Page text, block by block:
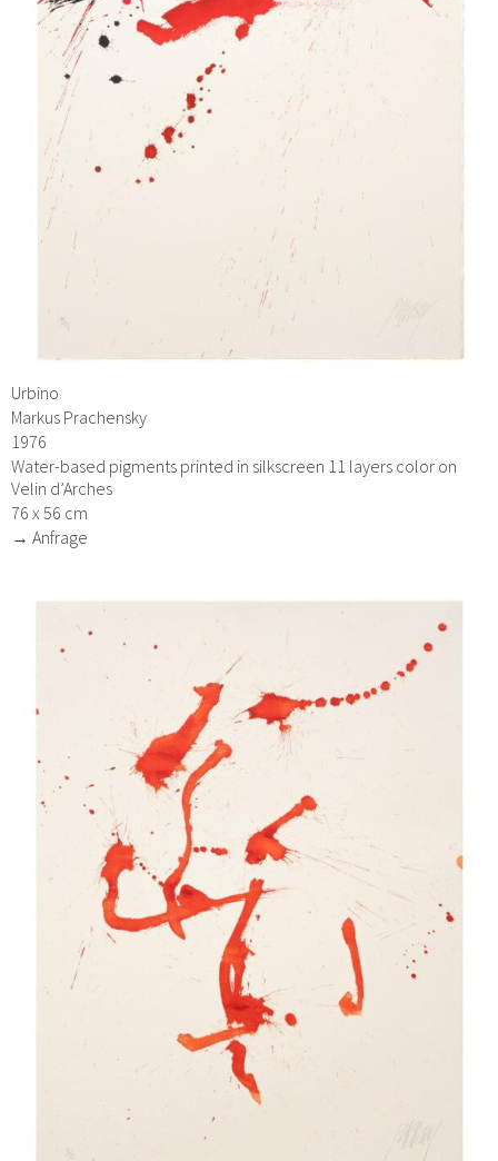
Urbino
Markus Prachensky
1976
Water-based pigments printed in silkscreen 11 layers color on
Velin d’Arches
76 x 56 cm
→ Anfrage